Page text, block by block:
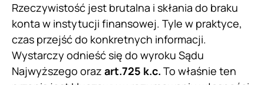
Rzeczywistość jest brutalna i skłania do braku
konta w instytucji finansowej. Tyle w praktyce,
czas przejść do konkretnych informacji.
Wystarczy odnieść się do wyroku Sądu
Najwyższego oraz art.725 k.c. To właśnie ten